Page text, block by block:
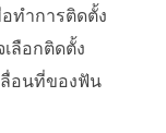
ทำการติดตั้ง
ลือกติดตั้ง
ลื่อนที่ของฟัน